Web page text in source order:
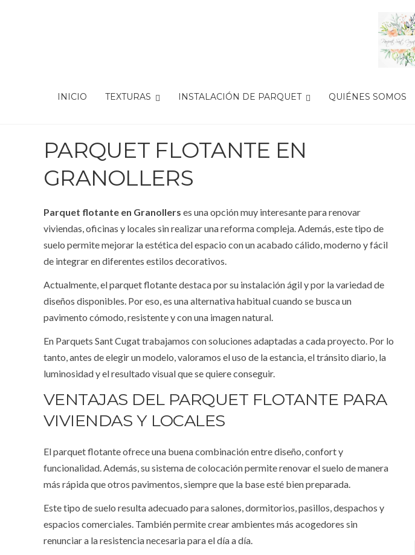
INICIO TEXTURAS INSTALACIÓN DE PARQUET QUIÉNES SOMOS
PARQUET FLOTANTE EN
GRANOLLERS
Parquet flotante en Granollers es una opción muy interesante para renovar
viviendas, oficinas y locales sin realizar una reforma compleja. Además, este tipo de
suelo permite mejorar la estética del espacio con un acabado cálido, moderno y fácil
de integrar en diferentes estilos decorativos.
Actualmente, el parquet flotante destaca por su instalación ágil y por la variedad de
diseños disponibles. Por eso, es una alternativa habitual cuando se busca un
pavimento cómodo, resistente y con una imagen natural.
En Parquets Sant Cugat trabajamos con soluciones adaptadas a cada proyecto. Por lo
tanto, antes de elegir un modelo, valoramos el uso de la estancia, el tránsito diario, la
luminosidad y el resultado visual que se quiere conseguir.
VENTAJAS DEL PARQUET FLOTANTE PARA
VIVIENDAS Y LOCALES
El parquet flotante ofrece una buena combinación entre diseño, confort y
funcionalidad. Además, su sistema de colocación permite renovar el suelo de manera
más rápida que otros pavimentos, siempre que la base esté bien preparada.
Este tipo de suelo resulta adecuado para salones, dormitorios, pasillos, despachos y
espacios comerciales. También permite crear ambientes más acogedores sin
renunciar a la resistencia necesaria para el día a día.